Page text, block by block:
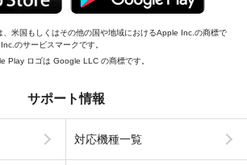
米国もしくはその他の国や地域におけるApple Inc.の商標で
のサービスマークです。
Play ロゴは Google LLC の商標です。
サポート情報
対応機種一覧